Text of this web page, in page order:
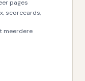
pages
scorecards,
meerdere